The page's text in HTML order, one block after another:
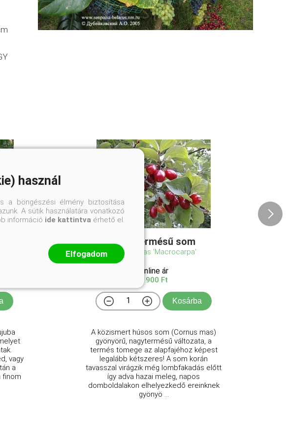
vagy
a
finom
Nagytermésű som
Cornus mas 'Macrocarpa'
Online ár
9 900 Ft
Kosárba
A közismert húsos som (Cornus mas)
gyönyörű, nagytermésű változata, a
termés tömege az alapfajéhoz képest
legalább kétszeres! A som korán
tavasszal virágzik még lombfakadás előtt
így adva hazai meleg, napos
domboldalakon elhelyezkedő ereinknek
gyönyö ...
használ
a böngészési élmény biztosítása
A sütik használatára vonatkozó
információ ide kattintva érhető el.
Elfogadom